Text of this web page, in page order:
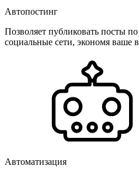
Автопостинг
Позволяет публиковать посты
социальные сети, экономя ваше
Автоматизация